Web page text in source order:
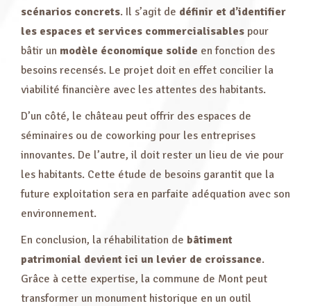
scénarios concrets. Il s’agit de définir et d’identifier
les espaces et services commercialisables pour
bâtir un modèle économique solide en fonction des
besoins recensés. Le projet doit en effet concilier la
viabilité financière avec les attentes des habitants.
D’un côté, le château peut offrir des espaces de
séminaires ou de coworking pour les entreprises
innovantes. De l’autre, il doit rester un lieu de vie pour
les habitants. Cette étude de besoins garantit que la
future exploitation sera en parfaite adéquation avec son
environnement.
En conclusion, la réhabilitation de bâtiment
patrimonial devient ici un levier de croissance.
Grâce à cette expertise, la commune de Mont peut
transformer un monument historique en un outil